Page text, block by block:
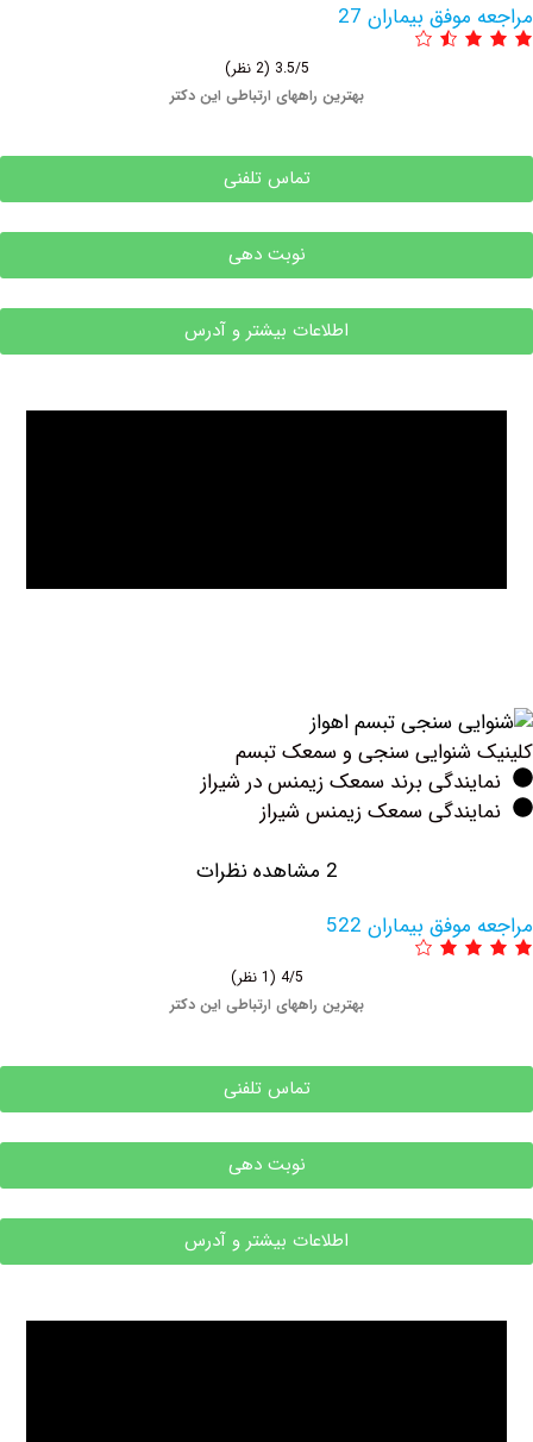
بیماران 27
بهترین راههای ارتباطی این دکتر
تماس تلفنی
نوبت دهی
اطلاعات بیشتر و آدرس
شنوایی سنجی و سمعک تبسم
برند سمعک زیمنس در شیراز
سمعک زیمنس شیراز
بیماران 522
بهترین راههای ارتباطی این دکتر
تماس تلفنی
نوبت دهی
اطلاعات بیشتر و آدرس